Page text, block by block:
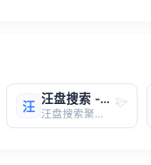
汪 汪盘搜索 - 夸克/百度/UC/迅雷网盘资源聚合搜索引擎
汪盘搜索聚合夸克网盘、百度网盘、UC网盘、迅雷网盘资源，免费搜索影视、教程、软件、电子书，无需注册无广告，一键搜遍全网资源。